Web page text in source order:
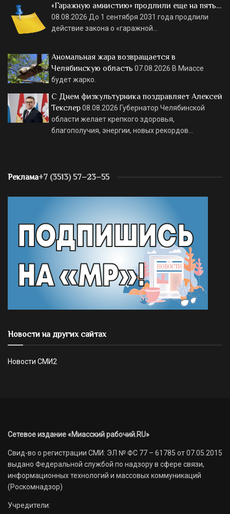
«Гаражную амнистию» продлили еще на пять…
08.08.2026 До 1 сентября 2031 года продлили
действие закона о «гаражной…
Аномальная жара возвращается в
Челябинскую область 07.08.2026 В Миассе
будет жарко.
С Днем физкультурника поздравляет Алексей
Текслер08.08.2026 Губернатор Челябинской
области желает крепкого здоровья,
благополучия, энергии, новых рекордов…
Реклама+7 (3513) 57–23–55
Новости на других сайтах
Новости СМИ2
Сетевое издание «Миасский рабочий.RU»
Свид-во о регистрации СМИ: ЭЛ № ФС 77 – 61785 от 07.05.2015
выдано Федеральной службой по надзору в сфере связи,
информационных технологий и массовых коммуникаций
(Роскомнадзор)
Учредители: